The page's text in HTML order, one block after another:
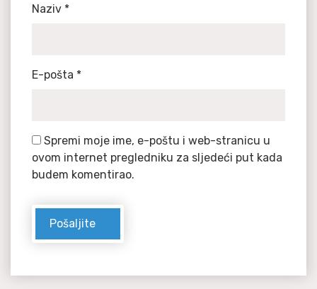
Naziv *
E-pošta *
Spremi moje ime, e-poštu i web-stranicu u
ovom internet pregledniku za sljedeći put kada
budem komentirao.